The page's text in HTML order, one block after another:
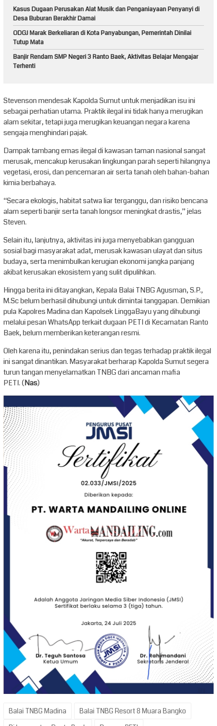
Kasus Dugaan Perusakan Alat Musik dan Penganiayaan Penyanyi di
Desa Buburan Berakhir Damai
ODGJ Marak Berkeliaran di Kota Panyabungan, Pemerintah Dinilai
Tutup Mata
Banjir Rendam SMP Negeri 3 Ranto Baek, Aktivitas Belajar Mengajar
Terhenti
Stevenson mendesak Kapolda Sumut untuk menjadikan isu ini
sebagai perhatian utama. Praktik ilegal ini tidak hanya merugikan
alam sekitar, tetapi juga merugikan keuangan negara karena
sengaja menghindari pajak.
Dampak tambang emas ilegal di kawasan taman nasional sangat
merusak, mencakup kerusakan lingkungan parah seperti hilangnya
vegetasi, erosi, dan pencemaran air serta tanah oleh bahan-bahan
kimia berbahaya.
“Secara ekologis, habitat satwa liar terganggu, dan risiko bencana
alam seperti banjir serta tanah longsor meningkat drastis,” jelas
Steven.
Selain itu, lanjutnya, aktivitas ini juga menyebabkan gangguan
sosial bagi masyarakat adat, merusak kawasan ulayat dan situs
budaya, serta menimbulkan kerugian ekonomi jangka panjang
akibat kerusakan ekosistem yang sulit dipulihkan.
Hingga berita ini ditayangkan, Kepala Balai TNBG Agusman, S.P.,
M.Sc belum berhasil dihubungi untuk dimintai tanggapan. Demikian
pula Kapolres Madina dan Kapolsek LinggaBayu yang dihubungi
melalui pesan WhatsApp terkait dugaan PETI di Kecamatan Ranto
Baek, belum memberikan keterangan resmi.
Oleh karena itu, penindakan serius dan tegas terhadap praktik ilegal
ini sangat dinantikan. Masyarakat berharap Kapolda Sumut segera
turun tangan menyelamatkan TNBG dari ancaman mafia
PETI. (Nas)
Balai TNBG Madina
Balai TNBG Resort 8 Muara Bangko